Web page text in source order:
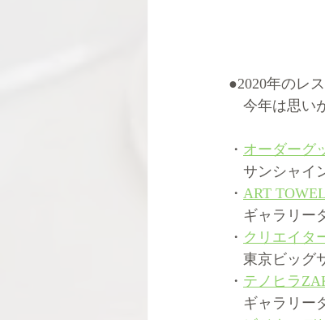
●2020年のレ
今年は思い
・ オーダーグ
サンシャイ
・ ART
ギャラリー
・ クリエイタ
東京ビッグ
・ テノヒラ
ギャラリー